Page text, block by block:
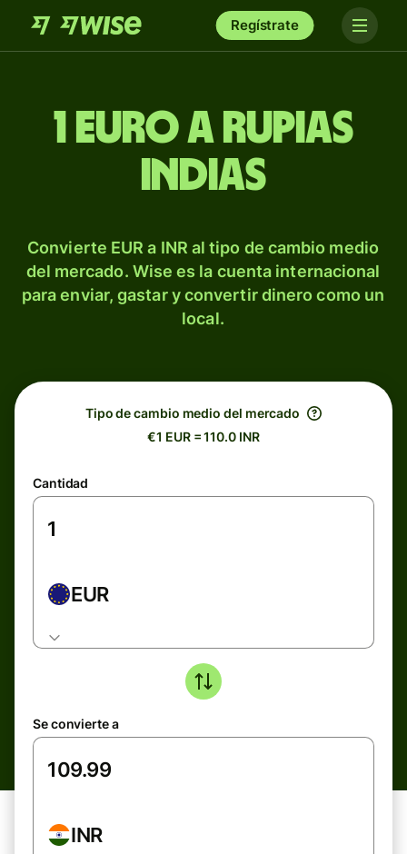
Regístrate
1 euro a rupias
indias
Convierte EUR a INR al tipo de cambio medio
del mercado. Wise es la cuenta internacional
para enviar, gastar y convertir dinero como un
local.
Tipo de cambio medio del mercado
€1 EUR = 110.0 INR
Cantidad
EUR
Se convierte a
INR